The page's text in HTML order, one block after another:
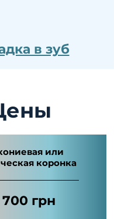
в зуб
или
коронка
700 грн